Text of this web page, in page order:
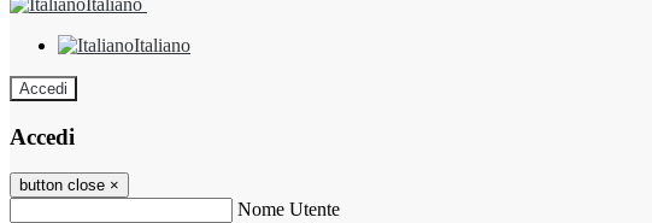
Italiano
Italiano
Accedi
Accedi
button close ×
Nome Utente